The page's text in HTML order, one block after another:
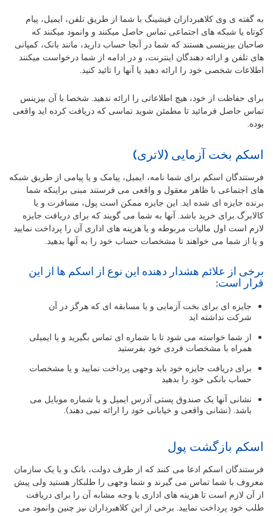
به گفته ی وی کلاهبرداران فیشینگ با شما از طریق تلفن، ایمیل، پیام
کوتاه یا شبکه های اجتماعی تماس حاصل میکنند و وانمود میکنند که
صاحبان بیزینسی هستند که شما در آنجا حساب دارید، مانند بانک، کمپانی
های تلفن و ارائه دهندگان اینترنت، و در ادامه از شما درخواست میکنند
اطلاعات شخصی خود را ارائه دهید یا آنها را تائید کنید.
برای حفاظت از خود، هیچ اطلاعاتی را ارائه ندهید. شخصا با آن بیزینس
تماس حاصل فرمائید تا مطمئن شوید تماسی که دریافت کرده اید واقعی
بوده.
اسکم بخت آزمایی (لاتری)
فرستندگان اسکم برای شما نامه، ایمیل، پیامک و یا پیامی از طریق شبکه
های اجتماعی با ظاهر معقول و واقعی می فرستند مبنی براینکه شما
برنده جایزه ای شده اید. این جایزه ممکن است پول، مسافرت و یا
کالابرگ برای خرید باشد. آنها به شما می گویند که برای دریافت جایزه
لازم است اول مالیات مربوطه و یا هزینه های اداری آن را پرداخت نمایید
و یا از شما می خواهند تا مشخصات حساب خود را به آنها بدهید.
برخی از علائم هشدار دهنده این نوع از اسکم ها از این
قرار است:
جایزه ای برای بخت آزمایی و یا مسابقه ای که هرگز در آن
شرکت نداشته اید
از شما خواسته می شود تا با شماره ای تماس بگیرید و یا ایمیلی
همراه با مشخصات فردی خود بفرستید
برای دریافت جایزه خود باید وجهی پرداخت نمایید و یا مشخصات
حساب بانکی خود را بدهید
نشانی آنها یک صندوق پستی آدرس ایمیل و یا شماره موبایل می
باشد. (نشانی واقعی و خیابانی خود را ارائه نمی دهند).
اسکم بازگشت پول
فرستندگان اسکم ادعا می کنند که از طرف دولت، بانک و یا یک سازمان
معروف با شما تماس می گیرند و شما وجهی را طلبکار هستید ولی پیش
از آن لازم است تا هزینه های اداری یا وجه مشابه آن را برای دریافت
طلب خود پرداخت نمایید. برخی از این کلاهبرداران نیز چنین وانمود می